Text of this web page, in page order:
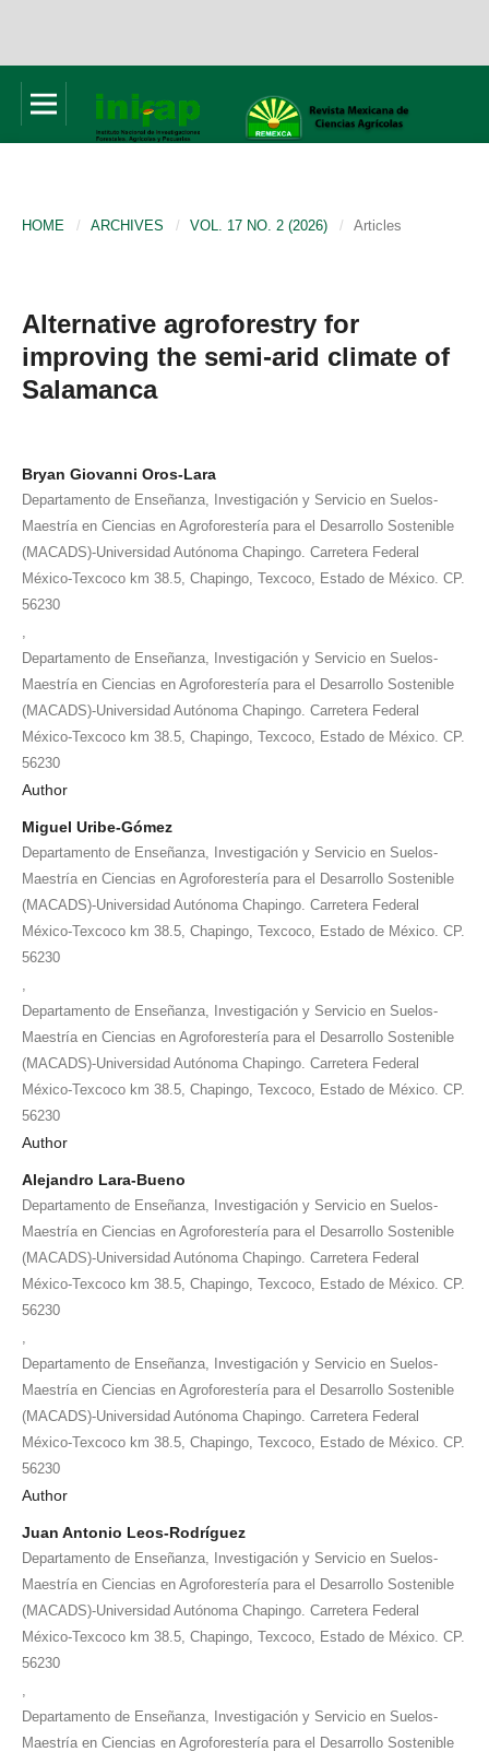
HOME / ARCHIVES / VOL. 17 NO. 2 (2026) / Articles
Alternative agroforestry for
improving the semi-arid climate of
Salamanca
Bryan Giovanni Oros-Lara
Departamento de Enseñanza, Investigación y Servicio en Suelos-
Maestría en Ciencias en Agroforestería para el Desarrollo Sostenible
(MACADS)-Universidad Autónoma Chapingo. Carretera Federal
México-Texcoco km 38.5, Chapingo, Texcoco, Estado de México. CP.
56230
Departamento de Enseñanza, Investigación y Servicio en Suelos-
Maestría en Ciencias en Agroforestería para el Desarrollo Sostenible
(MACADS)-Universidad Autónoma Chapingo. Carretera Federal
México-Texcoco km 38.5, Chapingo, Texcoco, Estado de México. CP.
56230
Author
Miguel Uribe-Gómez
Departamento de Enseñanza, Investigación y Servicio en Suelos-
Maestría en Ciencias en Agroforestería para el Desarrollo Sostenible
(MACADS)-Universidad Autónoma Chapingo. Carretera Federal
México-Texcoco km 38.5, Chapingo, Texcoco, Estado de México. CP.
56230
Departamento de Enseñanza, Investigación y Servicio en Suelos-
Maestría en Ciencias en Agroforestería para el Desarrollo Sostenible
(MACADS)-Universidad Autónoma Chapingo. Carretera Federal
México-Texcoco km 38.5, Chapingo, Texcoco, Estado de México. CP.
56230
Author
Alejandro Lara-Bueno
Departamento de Enseñanza, Investigación y Servicio en Suelos-
Maestría en Ciencias en Agroforestería para el Desarrollo Sostenible
(MACADS)-Universidad Autónoma Chapingo. Carretera Federal
México-Texcoco km 38.5, Chapingo, Texcoco, Estado de México. CP.
56230
Departamento de Enseñanza, Investigación y Servicio en Suelos-
Maestría en Ciencias en Agroforestería para el Desarrollo Sostenible
(MACADS)-Universidad Autónoma Chapingo. Carretera Federal
México-Texcoco km 38.5, Chapingo, Texcoco, Estado de México. CP.
56230
Author
Juan Antonio Leos-Rodríguez
Departamento de Enseñanza, Investigación y Servicio en Suelos-
Maestría en Ciencias en Agroforestería para el Desarrollo Sostenible
(MACADS)-Universidad Autónoma Chapingo. Carretera Federal
México-Texcoco km 38.5, Chapingo, Texcoco, Estado de México. CP.
56230
Departamento de Enseñanza, Investigación y Servicio en Suelos-
Maestría en Ciencias en Agroforestería para el Desarrollo Sostenible